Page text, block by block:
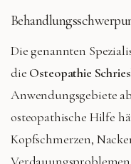
Die genannten
die Osteopathie
Anwendungsgebiete
osteopathische Hilfe
Kopfschmerzen,